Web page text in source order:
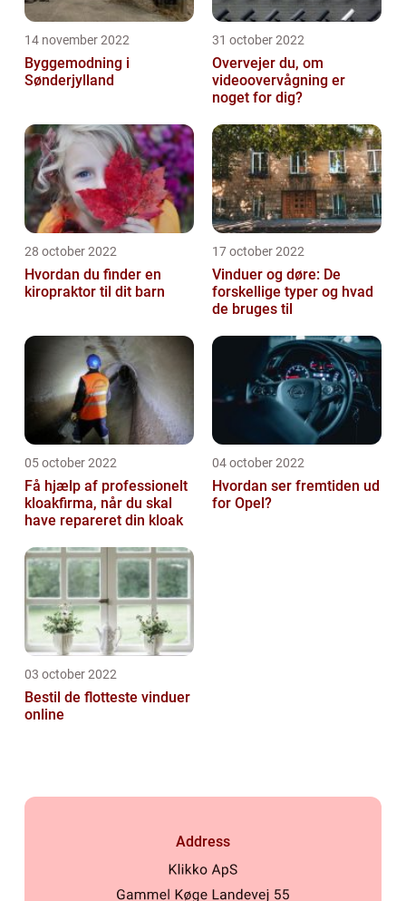
14 november 2022
Byggemodning i
Sønderjylland
31 october 2022
Overvejer du, om
videoovervågning er
noget for dig?
28 october 2022
Hvordan du finder en
kiropraktor til dit barn
17 october 2022
Vinduer og døre: De
forskellige typer og hvad
de bruges til
05 october 2022
Få hjælp af professionelt
kloakfirma, når du skal
have repareret din kloak
04 october 2022
Hvordan ser fremtiden ud
for Opel?
03 october 2022
Bestil de flotteste vinduer
online
Address